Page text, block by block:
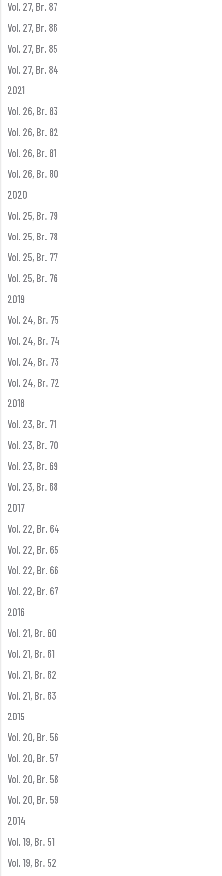
Vol. 27, Br. 87
Vol. 27, Br. 86
Vol. 27, Br. 85
Vol. 27, Br. 84
2021
Vol. 26, Br. 83
Vol. 26, Br. 82
Vol. 26, Br. 81
Vol. 26, Br. 80
2020
Vol. 25, Br. 79
Vol. 25, Br. 78
Vol. 25, Br. 77
Vol. 25, Br. 76
2019
Vol. 24, Br. 75
Vol. 24, Br. 74
Vol. 24, Br. 73
Vol. 24, Br. 72
2018
Vol. 23, Br. 71
Vol. 23, Br. 70
Vol. 23, Br. 69
Vol. 23, Br. 68
2017
Vol. 22, Br. 64
Vol. 22, Br. 65
Vol. 22, Br. 66
Vol. 22, Br. 67
2016
Vol. 21, Br. 60
Vol. 21, Br. 61
Vol. 21, Br. 62
Vol. 21, Br. 63
2015
Vol. 20, Br. 56
Vol. 20, Br. 57
Vol. 20, Br. 58
Vol. 20, Br. 59
2014
Vol. 19, Br. 51
Vol. 19, Br. 52